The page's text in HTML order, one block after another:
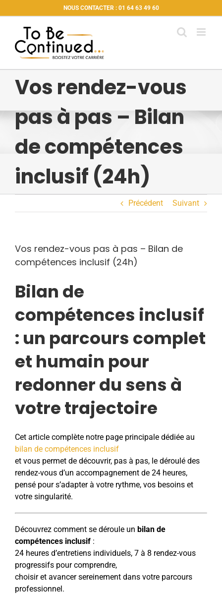
au
contenu
NOUS CONTACTER : 01 64 63 49 60
Vos rendez-vous
pas à pas – Bilan
de compétences
inclusif (24h)
Précédent Suivant
Vos rendez-vous pas à pas – Bilan de
compétences inclusif (24h)
Bilan de
compétences inclusif
: un parcours complet
et humain pour
redonner du sens à
votre trajectoire
Cet article complète notre page principale dédiée au
bilan de compétences inclusif
et vous permet de découvrir, pas à pas, le déroulé des
rendez-vous d’un accompagnement de 24 heures,
pensé pour s’adapter à votre rythme, vos besoins et
votre singularité.
Découvrez comment se déroule un bilan de
compétences inclusif :
24 heures d’entretiens individuels, 7 à 8 rendez-vous
progressifs pour comprendre,
choisir et avancer sereinement dans votre parcours
professionnel.